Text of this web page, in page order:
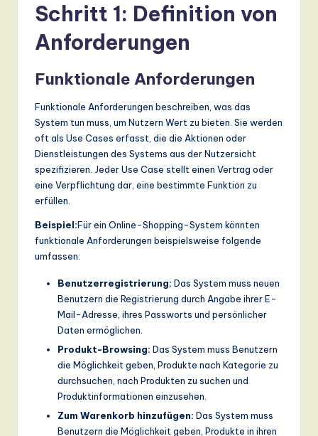
it
o
ti
Schritt 1: Definition von
Anforderungen
Funktionale Anforderungen
Funktionale Anforderungen beschreiben, was das
System tun muss, um Nutzern Wert zu bieten. Sie werden
oft als Use Cases erfasst, die die Aktionen oder
Dienstleistungen des Systems aus der Nutzersicht
spezifizieren. Jeder Use Case stellt einen Vertrag oder
eine Verpflichtung dar, eine bestimmte Funktion zu
erfüllen.
Beispiel:Für ein Online-Shopping-System könnten
funktionale Anforderungen beispielsweise folgende
umfassen:
Benutzerregistrierung: Das System muss neuen
Benutzern die Registrierung durch Angabe ihrer E-
Mail-Adresse, ihres Passworts und persönlicher
Daten ermöglichen.
Produkt-Browsing: Das System muss Benutzern
die Möglichkeit geben, Produkte nach Kategorie zu
durchsuchen, nach Produkten zu suchen und
Produktinformationen einzusehen.
Zum Warenkorb hinzufügen: Das System muss
Benutzern die Möglichkeit geben, Produkte in ihren